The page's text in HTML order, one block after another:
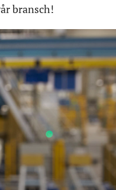
bransch!